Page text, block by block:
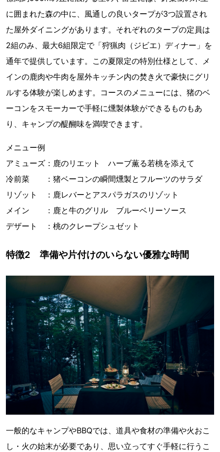
に囲まれた森の中に、風通しの良いタープが3つ設置され
た屋外ダイニングがあります。それぞれのタープの定員は
2組のみ、最大6組限定で「狩猟肉（ジビエ）ディナー」を
通年で提供しています。この夏限定の特別仕様として、メ
インの鹿肉や牛肉を屋外キッチン内の焚き火で豪快にグリ
ルする体験が楽しめます。コースのメニューには、猪のベ
ーコンをスモーカーで手軽に燻製体験ができるものもあ
り、キャンプの醍醐味を満喫できます。
メニュー例
アミューズ：鹿のリエット ハーブ薫る若桃を添えて
冷前菜 ：猪ベーコンの瞬間燻製とフルーツのサラダ
リゾット ：鹿レバーとアスパラガスのリゾット
メイン ：鹿と牛のグリル ブルーベリーソース
デザート ：桃のクレープシュゼット
特徴2 準備や片付けのいらない優雅な時間
一般的なキャンプやBBQでは、道具や食材の準備や火おこ
し・火の始末が必要であり、思い立ってすぐ手軽に行うこ